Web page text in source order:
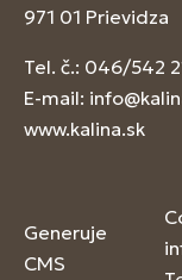
971 01 Prievidza
Tel. č.: 046/542
E-mail:
www.kalina.sk
Generuje
CMS